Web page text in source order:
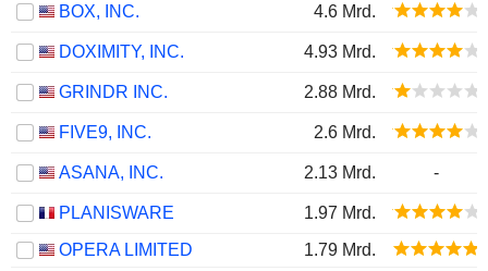
BOX, INC. 4.6 Mrd.
DOXIMITY, INC. 4.93 Mrd.
GRINDR INC. 2.88 Mrd.
FIVE9, INC. 2.6 Mrd.
ASANA, INC. 2.13 Mrd. -
PLANISWARE
1.97 Mrd.
OPERA LIMITED
1.79 Mrd.